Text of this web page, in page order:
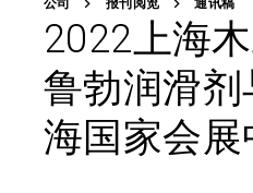
公司 报刊阅览 通讯稿
2022上海
鲁勃润滑
海国家会展